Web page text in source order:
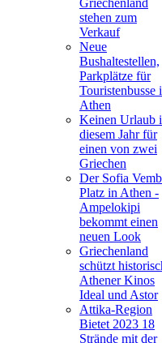
Griechenland
stehen zum
Verkauf
Neue
Bushaltestellen,
Parkplätze für
Touristenbusse
Athen
Keinen Urlaub
diesem Jahr für
einen von zwei
Griechen
Der Sofia
Platz in Athen -
Ampelokipi
bekommt einen
neuen Look
Griechenland
schützt
Athener Kinos
Ideal und Astor
Attika-Region
Bietet 2023 18
Strände mit der